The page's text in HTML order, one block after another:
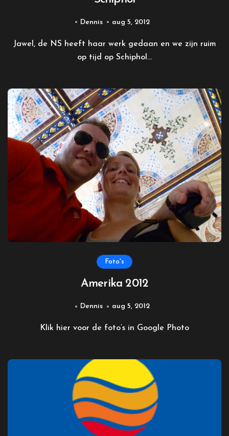
Dennis aug 5, 2012
Jawel, de NS heeft haar werk gedaan en we zijn ruim
op tijd op Schiphol...
Foto's
Amerika 2012
Dennis aug 5, 2012
Klik hier voor de foto’s in Google Photo